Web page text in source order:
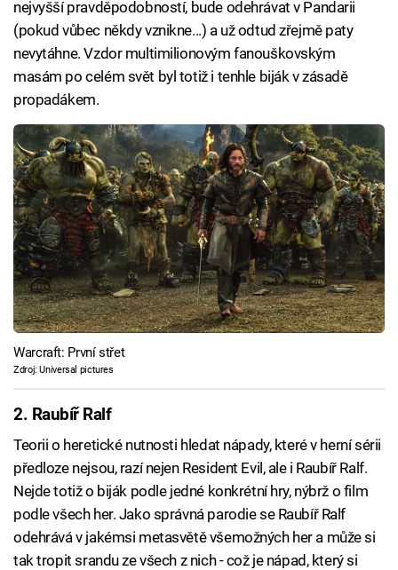
nejvyšší pravděpodobností, bude odehrávat v Pandarii
(pokud vůbec někdy vznikne...) a už odtud zřejmě paty
nevytáhne. Vzdor multimilionovým fanouškovským
masám po celém svět byl totiž i tenhle biják v zásadě
propadákem.
Warcraft: První střet
Zdroj: Universal pictures
2. Raubíř Ralf
Teorii o heretické nutnosti hledat nápady, které v herní sérii
předloze nejsou, razí nejen Resident Evil, ale i Raubíř Ralf.
Nejde totiž o biják podle jedné konkrétní hry, nýbrž o film
podle všech her. Jako správná parodie se Raubíř Ralf
odehrává v jakémsi metasvětě všemožných her a může si
tak tropit srandu ze všech z nich - což je nápad, který si